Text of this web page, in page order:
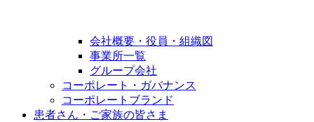
会社概要・役員・組織図
事業所一覧
グループ会社
コーポレート・ガバナンス
コーポレートブランド
患者さん・ご家族の皆さま